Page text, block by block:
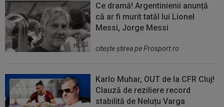
Ce dramă! Argentinienii anunță
că ar fi murit tatăl lui Lionel
Messi, Jorge Messi
citeşte ştirea pe Prosport.ro
Karlo Muhar, OUT de la CFR Cluj!
Clauză de reziliere record
stabilită de Neluțu Varga